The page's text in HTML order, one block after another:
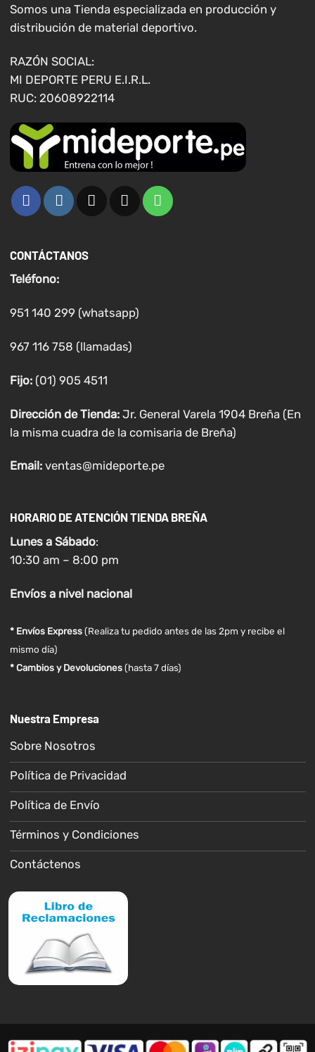
elegir
en
Somos una Tienda especializada en producción y
distribución de material deportivo.
RAZÓN SOCIAL:
MI DEPORTE PERU E.I.R.L.
RUC: 20608922114
CONTÁCTANOS
Teléfono:
951 140 299 (whatsapp)
967 116 758 (llamadas)
Fijo:(01) 905 4511
Dirección de Tienda: Jr. General Varela 1904 Breña (En
la misma cuadra de la comisaria de Breña)
Email: ventas@mideporte.pe
HORARIO DE ATENCIÓN TIENDA BREÑA
Lunes a Sábado:
10:30 am – 8:00 pm
Envíosa nivel nacional
* Envíos Express(Realiza tu pedido antes de las 2pm y recibe el
mismo día)
* Cambios y Devoluciones (hasta 7 días)
Nuestra Empresa
Sobre Nosotros
Política de Privacidad
Política de Envío
Términos y Condiciones
Contáctenos